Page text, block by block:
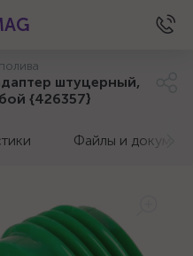
штуцерный,
{426357}
Файлы и